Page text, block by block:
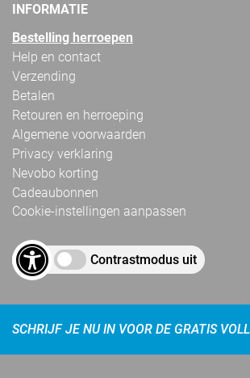
INFORMATIE
Bestelling herroepen
Help en contact
Verzending
Betalen
Retouren en herroeping
Algemene voorwaarden
Privacy verklaring
Nevobo korting
Cadeaubonnen
Cookie-instellingen aanpassen
Contrastmodus uit
SCHRIJF JE NU IN VOOR DE GRATIS